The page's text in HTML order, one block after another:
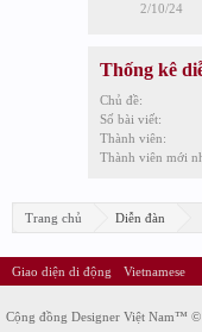
2/10/24
Thống kê
Chủ đề:
Số bài viết:
Thành viên:
Thành viên mới
Trang chủ Diễn đàn
Giao diện di động Vietnamese
Cộng đồng Designer Việt Nam™